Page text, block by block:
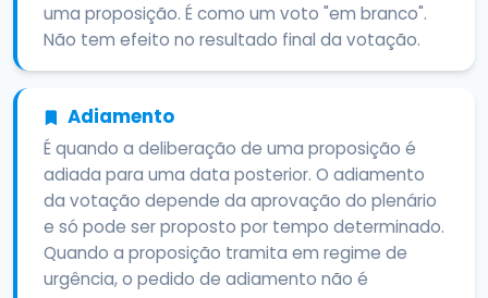
uma proposição. É como um voto "em branco".
Não tem efeito no resultado final da votação.
Adiamento
É quando a deliberação de uma proposição é
adiada para uma data posterior. O adiamento
da votação depende da aprovação do plenário
e só pode ser proposto por tempo determinado.
Quando a proposição tramita em regime de
urgência, o pedido de adiamento não é